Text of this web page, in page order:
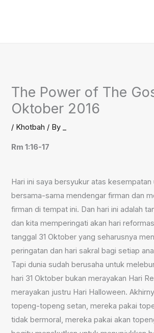
The Power of The
Oktober 2016
/ Khotbah / By
Rm 1:16-17
Hari ini saya bersyukur atas kesempatan
bersama-sama mendengar firman dan
firman di tempat ini. Dan hari ini adalah
dan kita memperingati akan hari
tanggal 31 Oktober yang seharusnya
peringatan dan hari sakral bagi setiap
Tapi dunia sudah berusaha untuk
hari 31 Oktober bukan merayakan Hari
merayakan justru Hari Halloween.
topeng-topeng setan, mereka pakai
tidak bermoral, mereka pakai akan